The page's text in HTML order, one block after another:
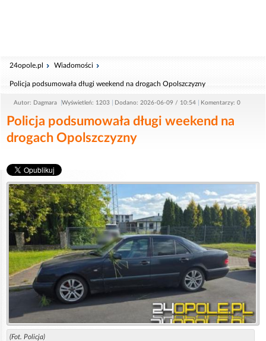
24opole.pl Wiadomości
Policja podsumowała długi weekend na drogach Opolszczyzny
Autor: Dagmara Wyświetleń: 1203 Dodano: 2026-06-09 / 10:54 Komentarzy: 0
Policja podsumowała długi weekend na
drogach Opolszczyzny
(Fot. Policja)